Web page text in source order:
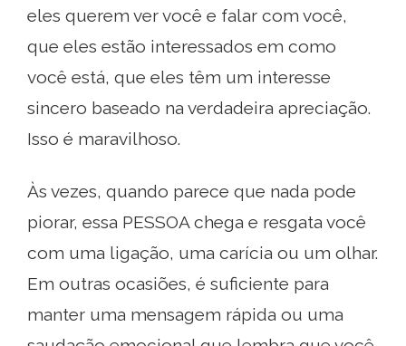
eles querem ver você e falar com você,
que eles estão interessados ​​em como
você está, que eles têm um interesse
sincero baseado na verdadeira apreciação.
Isso é maravilhoso.
Às vezes, quando parece que nada pode
piorar, essa PESSOA chega e resgata você
com uma ligação, uma carícia ou um olhar.
Em outras ocasiões, é suficiente para
manter uma mensagem rápida ou uma